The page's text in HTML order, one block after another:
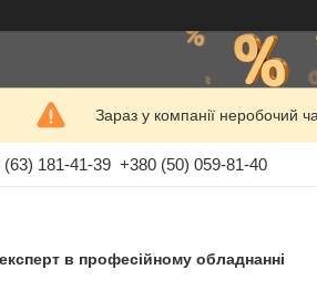
Зараз у компанії неробочий
(63) 181-41-39 +380 (50) 059-81-40
в професійному обладнанні